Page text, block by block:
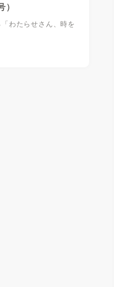
わたらせさん、時を